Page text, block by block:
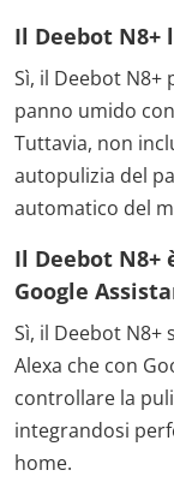
Il Deebot N8+
Sì, il Deebot
panno umido
Tuttavia, non
autopulizia del
automatico del
Il Deebot N8+
Google
Sì, il Deebot
Alexa che con
controllare la
integrandosi
home.